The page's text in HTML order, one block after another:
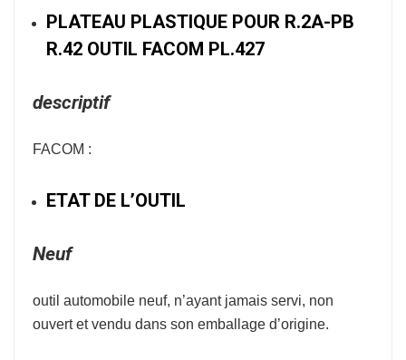
PLATEAU PLASTIQUE POUR R.2A-PB
R.42 OUTIL FACOM PL.427
descriptif
FACOM :
ETAT DE L’OUTIL
Neuf
outil automobile neuf, n’ayant jamais servi, non
ouvert et vendu dans son emballage d’origine.